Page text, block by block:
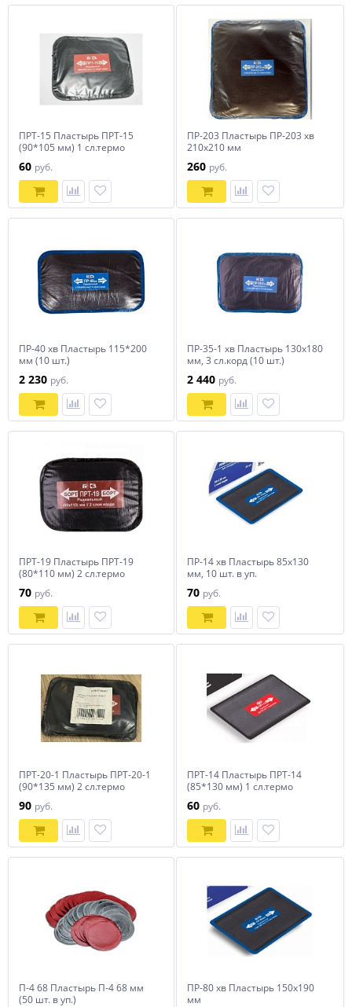
ПРТ-15 Пластырь ПРТ-15
(90*105 мм) 1 сл.термо
60 руб.
ПР-203 Пластырь ПР-203 хв
210х210 мм
260 руб.
ПР-40 хв Пластырь 115*200
мм (10 шт.)
2 230 руб.
ПР-35-1 хв Пластырь 130х180
мм, 3 сл.корд (10 шт.)
2 440 руб.
ПРТ-19 Пластырь ПРТ-19
(80*110 мм) 2 сл.термо
70 руб.
ПР-14 хв Пластырь 85х130
мм, 10 шт. в уп.
70 руб.
ПРТ-20-1 Пластырь ПРТ-20-1
(90*135 мм) 2 сл.термо
90 руб.
ПРТ-14 Пластырь ПРТ-14
(85*130 мм) 1 сл.термо
60 руб.
П-4 68 Пластырь П-4 68 мм
(50 шт. в уп.)
ПР-80 хв Пластырь 150х190
мм